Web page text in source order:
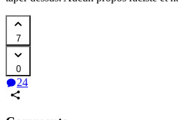
7
0
24